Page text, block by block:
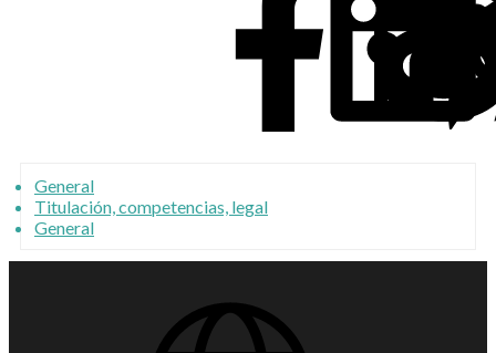
General
Titulación, competencias, legal
General